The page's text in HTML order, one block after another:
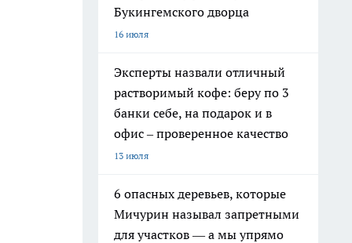
Букингемского дворца
16 июля
Эксперты назвали отличный
растворимый кофе: беру по 3
банки себе, на подарок и в
офис – проверенное качество
13 июля
6 опасных деревьев, которые
Мичурин называл запретными
для участков — а мы упрямо